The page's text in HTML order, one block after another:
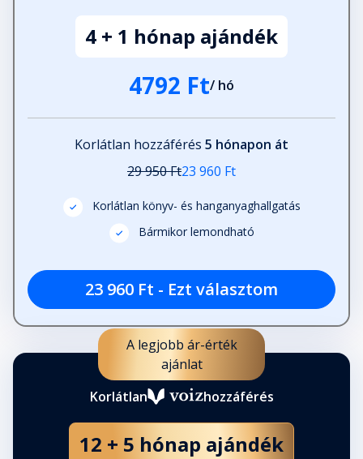
4 + 1 hónap ajándék
4792 Ft/ hó
Korlátlan hozzáférés 5 hónapon át
29 950 Ft23 960 Ft
Korlátlan könyv- és hanganyaghallgatás
Bármikor lemondható
23 960 Ft - Ezt választom
A legjobb ár-érték
ajánlat
Korlátlan
hozzáférés
12 + 5 hónap ajándék